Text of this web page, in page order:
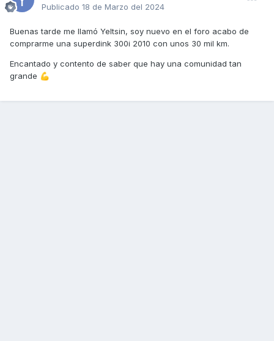
Publicado 18 de Marzo del 2024
Buenas tarde me llamó Yeltsin, soy nuevo en el foro acabo de
comprarme una superdink 300i 2010 con unos 30 mil km.
Encantado y contento de saber que hay una comunidad tan
grande 💪